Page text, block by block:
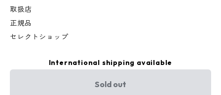
取扱店
正規品
セレクトショップ
International shipping available
Sold out